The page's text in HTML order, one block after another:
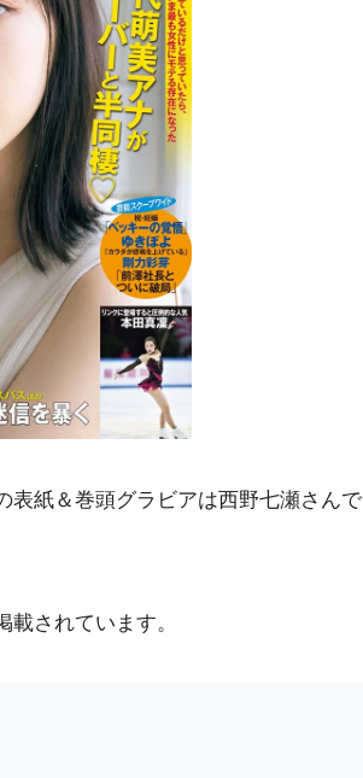
表紙＆巻頭グラビアは西野七瀬さんで
載されています。